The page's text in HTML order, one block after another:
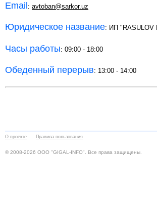
Email : avtoban@sarkor.uz
Юридическое название: ИП "RASULOV
Часы работы: 09:00 - 18:00
Обеденный перерыв: 13:00 - 14:00
О проекте Правила пользования
© 2008-2026 ООО "GIGAL-INFO". Все права защищены.